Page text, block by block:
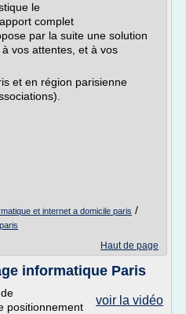
le
complet
par la suite une solution
vos attentes, et à vos
et en région parisienne
et internet a domicile paris /
Haut de page
informatique Paris
voir la vidéo
positionnement